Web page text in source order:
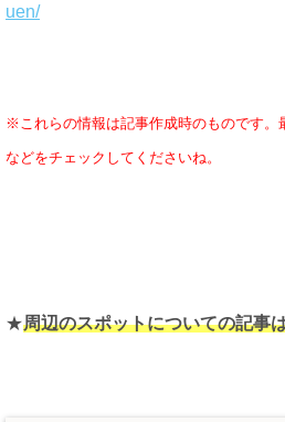
uen/
※これらの情報は記事作成時のものです。
などをチェックしてくださいね。
★周辺のスポットについての記事